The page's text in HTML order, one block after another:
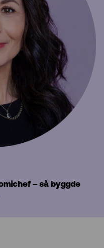
– så byggde